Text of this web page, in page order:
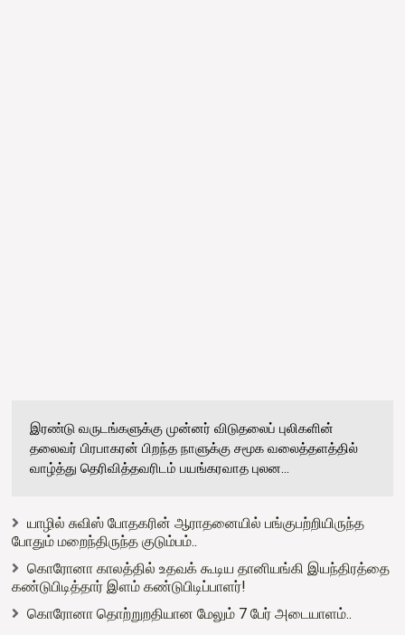
இரண்டு வருடங்களுக்கு முன்னர் விடுதலைப் புலிகளின்
தலைவர் பிரபாகரன் பிறந்த நாளுக்கு சமூக வலைத்தளத்தில்
வாழ்த்து தெரிவித்தவரிடம் பயங்கரவாத புலன...
யாழில் சுவிஸ் போதகரின் ஆராதனையில் பங்குபற்றியிருந்த
போதும் மறைந்திருந்த குடும்பம்..
கொரோனா காலத்தில் உதவக் கூடிய தானியங்கி இயந்திரத்தை
கண்டுபிடித்தார் இளம் கண்டுபிடிப்பாளர்!
கொரோனா தொற்றுறதியான மேலும் 7 பேர் அடையாளம்..